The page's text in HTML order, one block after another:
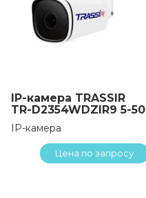
IP-камера TRASSIR
TR-D2354WDZIR9 5-50
IP-камера
Цена по запросу